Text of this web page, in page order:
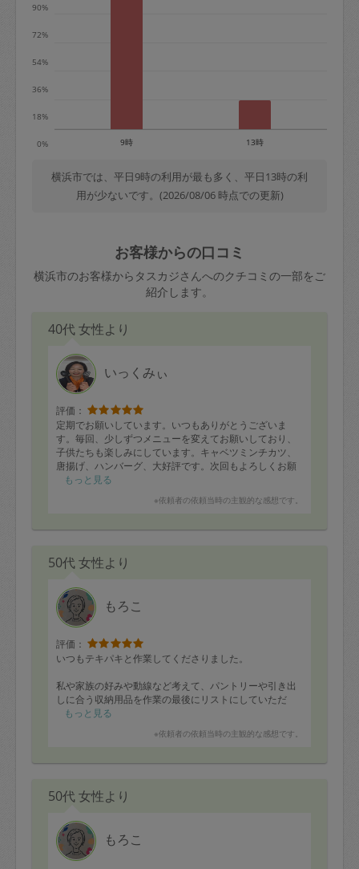
0%
18%
36%
54%
72%
90%
9時 13時
横浜市では、平日9時の利用が最も多く、平日13時の利
用が少ないです。(2026/08/06 時点での更新)
お客様からの口コミ
横浜市のお客様からタスカジさんへのクチコミの一部をご
紹介します。
40代 女性より
いっくみぃ
評価：
定期でお願いしています。いつもありがとうございま
す。毎回、少しずつメニューを変えてお願いしており、
子供たちも楽しみにしています。キャベツミンチカツ、
唐揚げ、ハンバーグ、大好評です。次回もよろしくお願
いします。
もっと見る
※依頼者の依頼当時の主観的な感想です。
50代 女性より
もろこ
評価：
いつもテキパキと作業してくださりました。
私や家族の好みや動線など考えて、パントリーや引き出
しに合う収納用品を作業の最後にリストにしていただ
き、これを持って無印に行きたいと思います！
もっと見る
※依頼者の依頼当時の主観的な感想です。
50代 女性より
もろこ